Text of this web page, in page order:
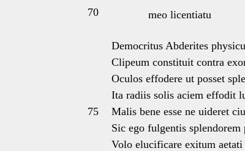
70 meo licentiatu
Democritus Abderites
Clipeum constituit contra
Oculos effodere ut posset
Ita radiis solis aciem effodit
75
Malis bene esse ne uideret
Sic ego fulgentis splendorem
Volo elucificare exitum aetati